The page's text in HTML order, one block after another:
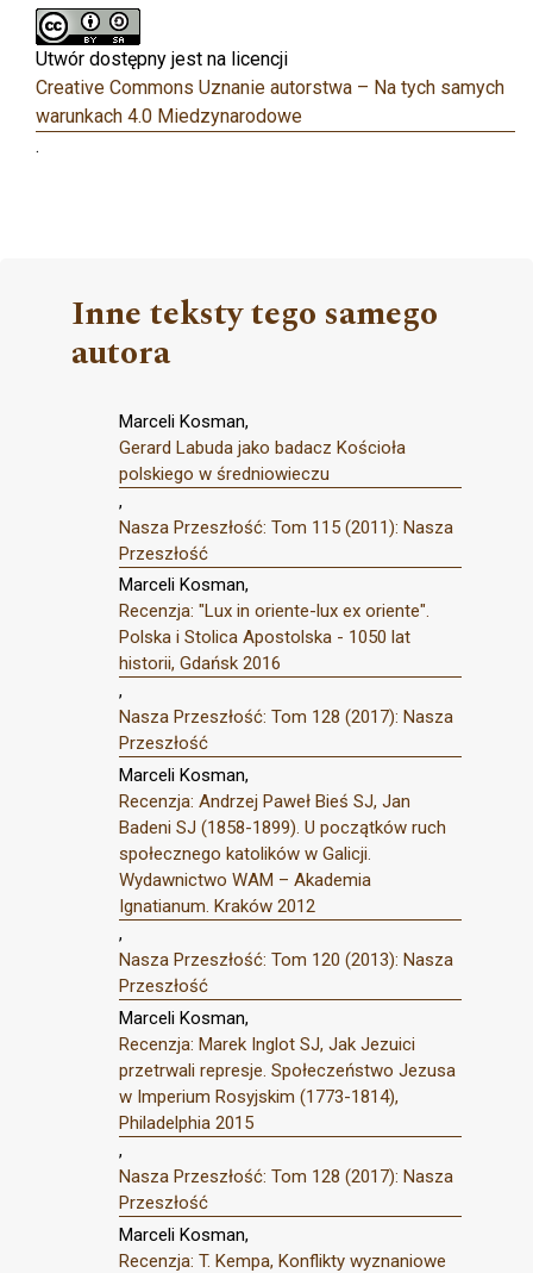
Utwór dostępny jest na licencji
Creative Commons Uznanie autorstwa – Na tych samych
warunkach 4.0 Miedzynarodowe
.
Inne teksty tego samego
autora
Marceli Kosman,
Gerard Labuda jako badacz Kościoła
polskiego w średniowieczu
,
Nasza Przeszłość: Tom 115 (2011): Nasza
Przeszłość
Marceli Kosman,
Recenzja: "Lux in oriente-lux ex oriente".
Polska i Stolica Apostolska - 1050 lat
historii, Gdańsk 2016
,
Nasza Przeszłość: Tom 128 (2017): Nasza
Przeszłość
Marceli Kosman,
Recenzja: Andrzej Paweł Bieś SJ, Jan
Badeni SJ (1858-1899). U początków ruch
społecznego katolików w Galicji.
Wydawnictwo WAM – Akademia
Ignatianum. Kraków 2012
,
Nasza Przeszłość: Tom 120 (2013): Nasza
Przeszłość
Marceli Kosman,
Recenzja: Marek Inglot SJ, Jak Jezuici
przetrwali represje. Społeczeństwo Jezusa
w Imperium Rosyjskim (1773-1814),
Philadelphia 2015
,
Nasza Przeszłość: Tom 128 (2017): Nasza
Przeszłość
Marceli Kosman,
Recenzja: T. Kempa, Konflikty wyznaniowe